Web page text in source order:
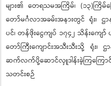
များ၏ တေရသမအကြိမ်၊ (၁၃)က
တော်မင်္ဂလာအခမ်းအနားတွင် ရုံး၊ ဌ
ပင်၊ တန်ဖိုးငွေကျပ် ၁၇၄၂ သိန်းကျေ
တော်ကြီးကျောင်းအသီးသီးသို့ ရုံး၊ ဌ
ဆက်လက်ပို့ဆောင်လှူဒါန်းခဲ့ကြကြော
သတင်းစဉ်